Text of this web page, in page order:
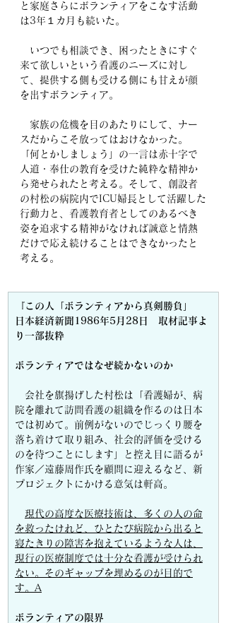
と家庭さらにボランティアをこなす活動
は3年１カ月も続いた。
いつでも相談でき、困ったときにすぐ
来て欲しいという看護のニーズに対し
て、提供する側も受ける側にも甘えが顔
を出すボランティア。
家族の危機を目のあたりにして、ナー
スだからこそ放ってはおけなかった。
「何とかしましょう」の一言は赤十字で
人道・奉仕の教育を受けた純粋な精神か
ら発せられたと考える。そして、創設者
の村松の病院内でICU婦長として活躍した
行動力と、看護教育者としてのあるべき
姿を追求する精神がなければ誠意と情熱
だけで応え続けることはできなかったと
考える。
『この人「ボランティアから真剣勝負」
日本経済新聞1986年5月28日　取材記事よ
り一部抜粋
ボランティアではなぜ続かないのか
会社を旗揚げした村松は「看護婦が、病
院を離れて訪問看護の組織を作るのは日本
では初めて。前例がないのでじっくり腰を
落ち着けて取り組み、社会的評価を受ける
のを待つことにします」と控え目に語るが
作家／遠藤周作氏を顧問に迎えるなど、新
プロジェクトにかける意気は軒高。
現代の高度な医療技術は、多くの人の命
を救ったけれど、ひとたび病院から出ると
寝たきりの障害を抱えているような人は、
現行の医療制度では十分な看護が受けられ
ない。そのギャップを埋めるのが目的で
す。A
ボランティアの限界